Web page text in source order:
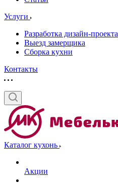
Услуги
Разработка дизайн-проекта
Выезд замерщика
Сборка кухни
Контакты
Каталог кухонь
Акции